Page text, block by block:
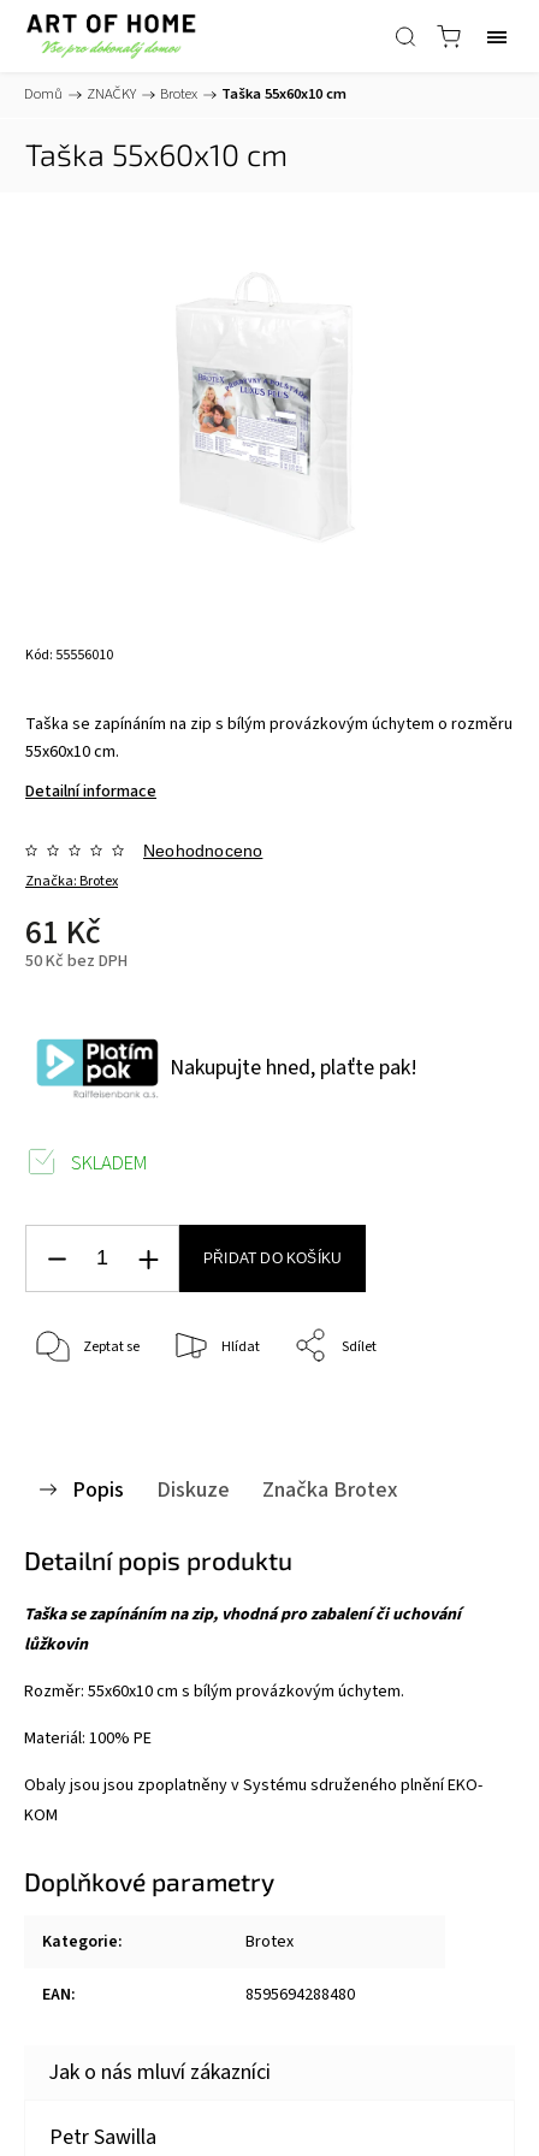
Domů / ZNAČKY / Brotex / Taška 55x60x10 cm
Taška 55x60x10 cm
Kód: 55556010
Taška se zapínáním na zip s bílým provázkovým úchytem o rozměru
55x60x10 cm.
Detailní informace
Značka:Brotex
Neohodnoceno
61 Kč
50 Kč bez DPH
Nakupujte hned, plaťte pak!
SKLADEM
PŘIDAT DO KOŠÍKU
Zeptat se Hlídat Sdílet
Popis Diskuze Značka Brotex
Detailní popis produktu
Taška se zapínáním na zip, vhodná pro zabalení či uchování
lůžkovin
Rozměr: 55x60x10 cm s bílým provázkovým úchytem.
Materiál: 100% PE
Obaly jsou jsou zpoplatněny v Systému sdruženého plnění EKO-
KOM
Doplňkové parametry
Kategorie: Brotex
EAN: 8595694288480
Petr Sawilla